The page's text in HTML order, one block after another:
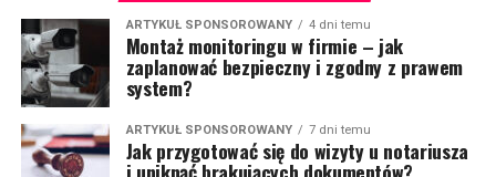
ARTYKUŁ SPONSOROWANY 4 dni temu
Montaż monitoringu w firmie – jak
zaplanować bezpieczny i zgodny z prawem
system?
ARTYKUŁ SPONSOROWANY 7 dni temu
Jak przygotować się do wizyty u notariusza